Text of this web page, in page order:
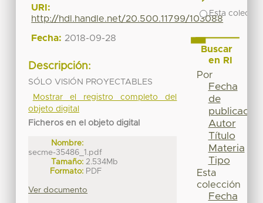
URI:
http://hdl.handle.net/20.500.11799/103088
Fecha: 2018-09-28
Descripción:
SÓLO VISIÓN PROYECTABLES
Mostrar el registro completo del
objeto digital
Ficheros en el objeto digital
Nombre:
secme-35486_1.pdf
Tamaño: 2.534Mb
Formato: PDF
Ver documento
Esta
Buscar
en RI
Por
Fecha
de
publicación
Autor
Título
Materia
Tipo
Esta
colección
Fecha